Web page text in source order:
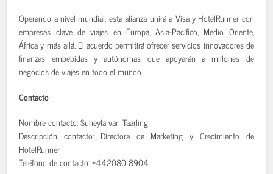
Operando a nivel mundial, esta alianza unirá a Visa y HotelRunner con
empresas clave de viajes en Europa, Asia-Pacífico, Medio Oriente,
África y más allá. El acuerdo permitirá ofrecer servicios innovadores de
finanzas embebidas y autónomas que apoyarán a millones de
negocios de viajes en todo el mundo.
Contacto
Nombre contacto: Suheyla van Taarling
Descripción contacto: Directora de Marketing y Crecimiento de
HotelRunner
Teléfono de contacto: +442080 8904